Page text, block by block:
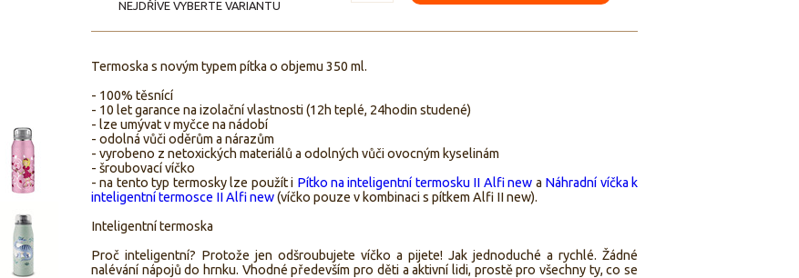
NEJDŘÍVE VYBERTE VARIANTU
Termoska s novým typem pítka o objemu 350 ml.
- 100% těsnící
- 10 let garance na izolační vlastnosti (12h teplé, 24hodin studené)
- lze umývat v myčce na nádobí
- odolná vůči oděrům a nárazům
- vyrobeno z netoxických materiálů a odolných vůči ovocným kyselinám
- šroubovací víčko
- na tento typ termosky lze použít i Pítko na inteligentní termosku II Alfi new a Náhradní víčka k
inteligentní termosce II Alfi new(víčko pouze v kombinaci s pítkem Alfi II new).
Inteligentní termoska
Proč inteligentní? Protože jen odšroubujete víčko a pijete! Jak jednoduché a rychlé. Žádné
nalévání nápojů do hrnku. Vhodné především pro děti a aktivní lidi, prostě pro všechny ty, co se